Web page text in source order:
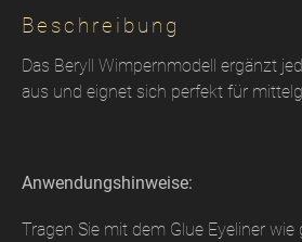
Beschreibung
Das Beryll Wimpernmodell ergänzt
aus und eignet sich perfekt für
Anwendungshinweise:
Tragen Sie mit dem Glue Eyeliner